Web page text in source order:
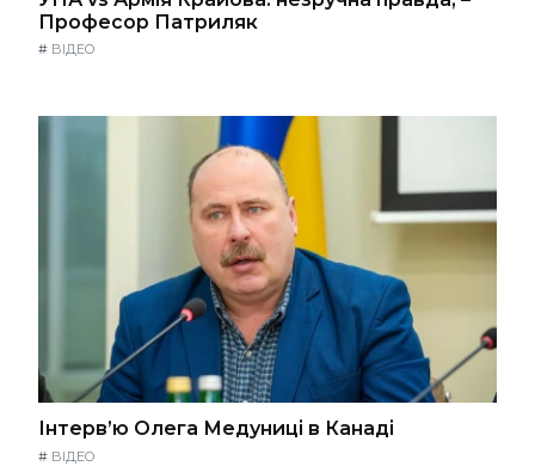
Професор Патриляк
# ВІДЕО
Інтерв’ю Олега Медуниці в Канаді
# ВІДЕО